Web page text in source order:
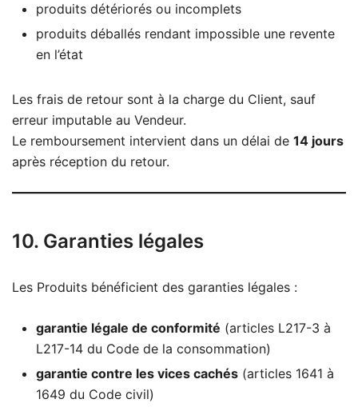
produits détériorés ou incomplets
produits déballés rendant impossible une revente
en l’état
Les frais de retour sont à la charge du Client, sauf
erreur imputable au Vendeur.
Le remboursement intervient dans un délai de 14 jours
après réception du retour.
10. Garanties légales
Les Produits bénéficient des garanties légales :
garantie légale de conformité (articles L217-3 à
L217-14 du Code de la consommation)
garantie contre les vices cachés (articles 1641 à
1649 du Code civil)